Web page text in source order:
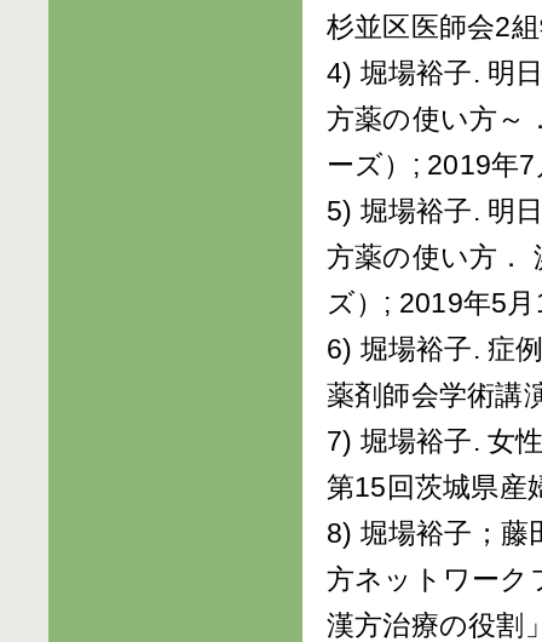
杉並区医師会2
4) 堀場裕子. 明
方薬の使い方～
ーズ）; 2019年
5) 堀場裕子. 明
方薬の使い方．
ズ）; 2019年5
6) 堀場裕子. 症
薬剤師会学術講
7) 堀場裕子. 女
第15回茨城県産
8) 堀場裕子；藤
方ネットワーク
漢方治療の役割